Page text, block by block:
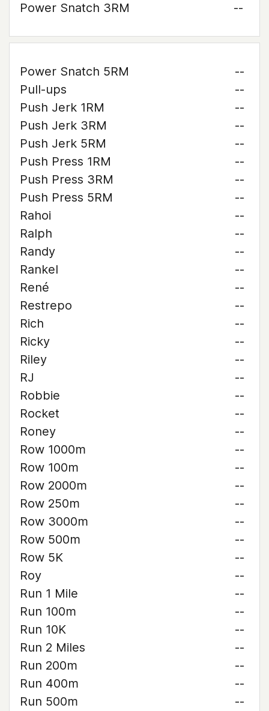
Power Snatch 3RM
--
Power Snatch 5RM
--
Pull-ups
--
Push Jerk 1RM
--
Push Jerk 3RM
--
Push Jerk 5RM
--
Push Press 1RM
--
Push Press 3RM
--
Push Press 5RM
--
Rahoi
--
Ralph
--
Randy
--
Rankel
--
René
--
Restrepo
--
Rich
--
Ricky
--
Riley
--
RJ
--
Robbie
--
Rocket
--
Roney
--
Row 1000m
--
Row 100m
--
Row 2000m
--
Row 250m
--
Row 3000m
--
Row 500m
--
Row 5K
--
Roy
--
Run 1 Mile
--
Run 100m
--
Run 10K
--
Run 2 Miles
--
Run 200m
--
Run 400m
--
Run 500m
--